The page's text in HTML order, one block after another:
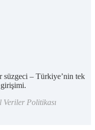
– Türkiye’nin tek
Politikası